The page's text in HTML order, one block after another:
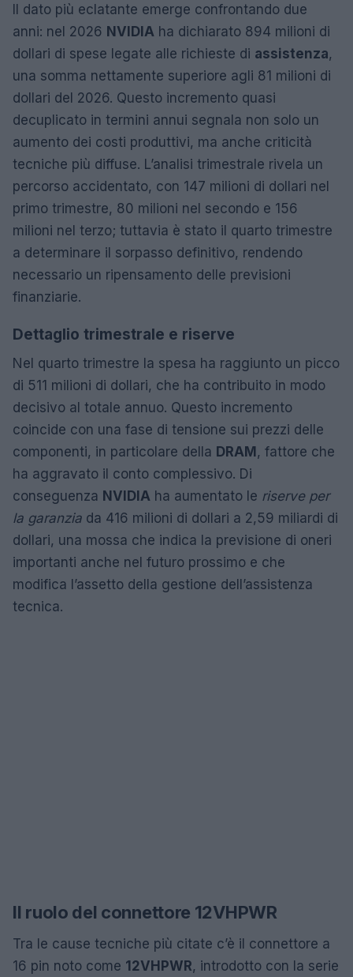
Il dato più eclatante emerge confrontando due
anni: nel 2026 NVIDIA ha dichiarato 894 milioni di
dollari di spese legate alle richieste di assistenza,
una somma nettamente superiore agli 81 milioni di
dollari del 2026. Questo incremento quasi
decuplicato in termini annui segnala non solo un
aumento dei costi produttivi, ma anche criticità
tecniche più diffuse. L’analisi trimestrale rivela un
percorso accidentato, con 147 milioni di dollari nel
primo trimestre, 80 milioni nel secondo e 156
milioni nel terzo; tuttavia è stato il quarto trimestre
a determinare il sorpasso definitivo, rendendo
necessario un ripensamento delle previsioni
finanziarie.
Dettaglio trimestrale e riserve
Nel quarto trimestre la spesa ha raggiunto un picco
di 511 milioni di dollari, che ha contribuito in modo
decisivo al totale annuo. Questo incremento
coincide con una fase di tensione sui prezzi delle
componenti, in particolare della DRAM, fattore che
ha aggravato il conto complessivo. Di
conseguenza NVIDIA ha aumentato le riserve per
la garanzia da 416 milioni di dollari a 2,59 miliardi di
dollari, una mossa che indica la previsione di oneri
importanti anche nel futuro prossimo e che
modifica l’assetto della gestione dell’assistenza
tecnica.
Il ruolo del connettore 12VHPWR
Tra le cause tecniche più citate c’è il connettore a
16 pin noto come 12VHPWR, introdotto con la serie